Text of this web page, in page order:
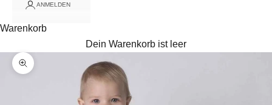
ANMELDEN
Warenkorb
Dein Warenkorb ist leer
Bild vergrößern